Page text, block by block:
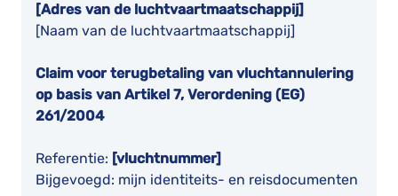
[Adres van de luchtvaartmaatschappij]
[Naam van de luchtvaartmaatschappij]
Claim voor terugbetaling van vluchtannulering
op basis van Artikel 7, Verordening (EG)
261/2004
Referentie: [vluchtnummer]
Bijgevoegd: mijn identiteits- en reisdocumenten